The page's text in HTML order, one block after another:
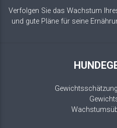
Verfolgen Sie das Wachstum
und gute Pläne für seine